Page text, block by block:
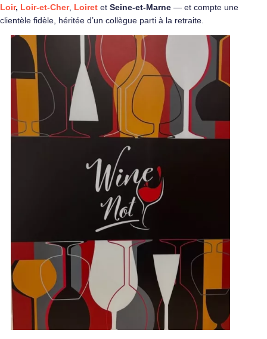
Loir, Loir-et-Cher, Loiret et Seine-et-Marne — et compte une
clientèle fidèle, héritée d’un collègue parti à la retraite.